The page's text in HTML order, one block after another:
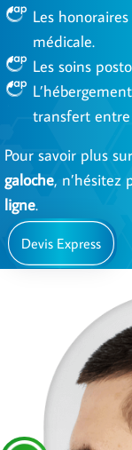
Les
médicale.
Les soins
transfert
Pour savoir plus
galoche, n’hésitez
ligne.
Devis Express